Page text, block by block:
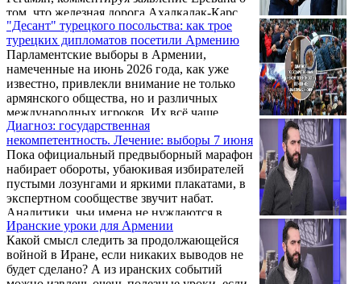
том, что железная дорога Ахалкалак-Карс
открылась для грузоперевозок в Армению.
"Десант" турецкого посольства: как трое
турецких дипломатов посетили Армению
Парламентские выборы в Армении,
намеченные на июнь 2026 года, как уже
известно, привлекли внимание не только
армянского общества, но и различных
международных игроков. Их всё чаще
характеризуют как «геополитические
выборы» между разными центрами силы.
Диагноз: государственная
некомпетентность. Лечение: выборы 7 июня
Пока официальный предвыборный марафон
набирает обороты, убаюкивая избирателей
пустыми лозунгами и яркими плакатами, в
экспертном сообществе звучит набат.
Аналитики, чьи имена не нуждаются в
представлении, рисуют картину, далекую от
глянцевых агиток власти. Это картина
политического фарса, где дилетантизм
граничит с предательством, а громкие
Иранские уроки для Армении
Какой смысл следить за продолжающейся
войной в Иране, если никаких выводов не
будет сделано? А из иранских событий